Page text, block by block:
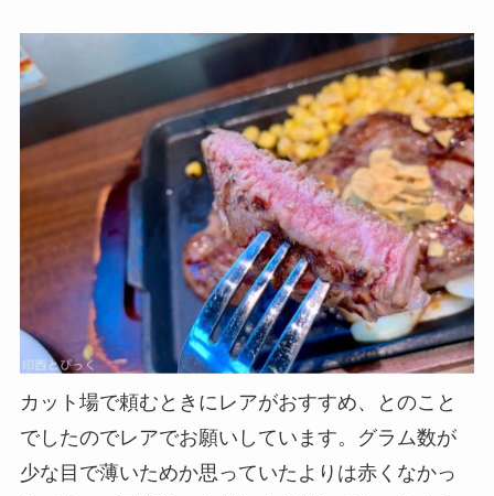
カット場で頼むときにレアがおすすめ、とのこと
でしたのでレアでお願いしています。グラム数が
少な目で薄いためか思っていたよりは赤くなかっ